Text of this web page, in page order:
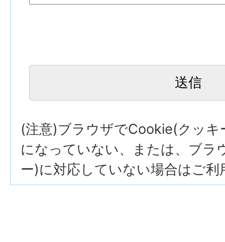
(注意)ブラウザでCookie(クッキ
になっていない、または、ブラ
ー)に対応していない場合はご利